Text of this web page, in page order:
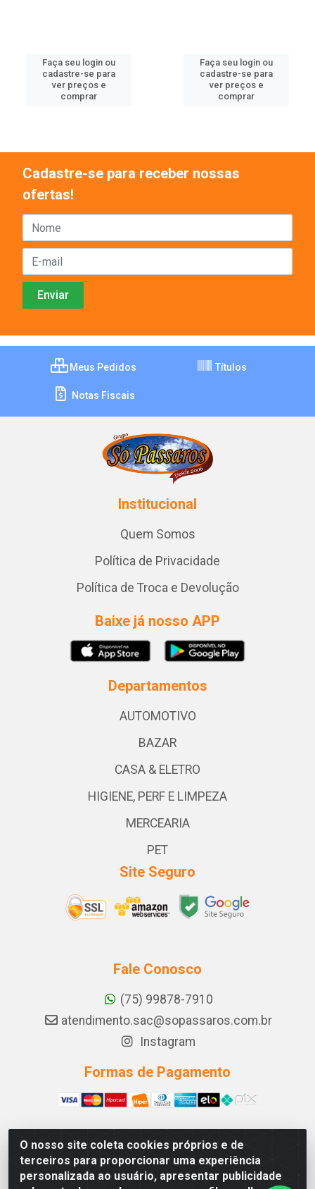
Faça seu login ou
cadastre-se para
ver preços e
comprar
Faça seu login ou
cadastre-se para
ver preços e
comprar
O nosso site coleta cookies próprios e de
terceiros para proporcionar uma experiência
personalizada ao usuário, apresentar publicidade
Cadastre-se para receber nossas
ofertas!
Meus Pedidos Títulos
Notas Fiscais
Institucional
Quem Somos
Política de Privacidade
Política de Troca e Devolução
Baixe já nosso APP
Departamentos
AUTOMOTIVO
BAZAR
CASA & ELETRO
HIGIENE, PERF E LIMPEZA
MERCEARIA
PET
Site Seguro
Fale Conosco
(75) 99878-7910
atendimento.sac@sopassaros.com.br
Instagram
Formas de Pagamento
A PINA DOS SANTOS DELEZZOTTE LTDA - RODOVIA BA
233, 27 - ZONA RURAL, ITABERABA/BA - CEP 46.880-
000 - CNPJ 30.578.948/0001-90